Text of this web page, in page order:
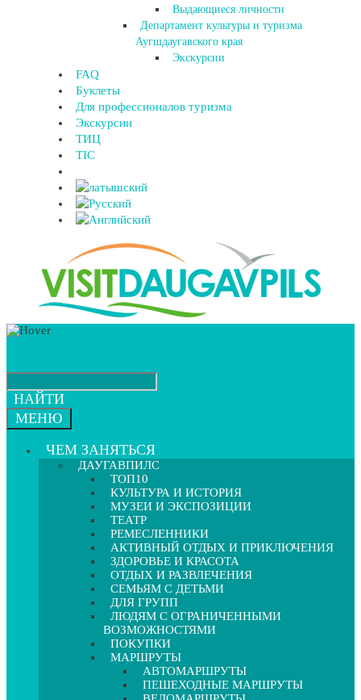
Выдающиеся личности
Департамент культуры и туризма
Аугшдаугавского края
Экскурсии
FAQ
Буклеты
Для профессионалов туризма
Экскурсии
ТИЦ
TIC
НАЙТИ
МЕНЮ
ЧЕМ ЗАНЯТЬСЯ
ДАУГАВПИЛС
ТОП10
КУЛЬТУРА И ИСТОРИЯ
МУЗЕИ И ЭКСПОЗИЦИИ
ТЕАТР
РЕМЕСЛЕННИКИ
АКТИВНЫЙ ОТДЫХ И ПРИКЛЮЧЕНИЯ
ЗДОРОВЬЕ И КРАСОТА
ОТДЫХ И РАЗВЛЕЧЕНИЯ
СЕМЬЯМ С ДЕТЬМИ
ДЛЯ ГРУПП
ЛЮДЯМ С ОГРАНИЧЕННЫМИ
ВОЗМОЖНОСТЯМИ
ПОКУПКИ
МАРШРУТЫ
АВТОМАРШРУТЫ
ПЕШЕХОДНЫЕ МАРШРУТЫ